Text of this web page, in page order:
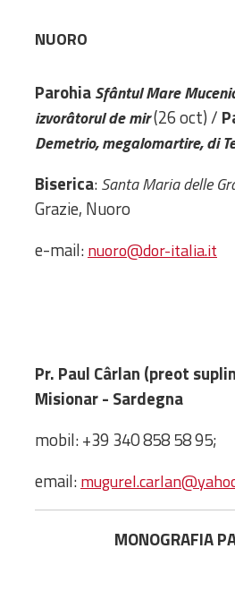
Gli Statuti
Lettere
Risorse
Dalla vita
diocesi
NUORO
ParohiaSfântul Mare
izvorâtorul de mir(26 oct) /
Demetrio, megalomartire, di
Biserica:Santa Maria delle
Grazie, Nuoro
e-mail:nuoro@dor-italia.it
Pr. Paul Cârlan (preot
Misionar - Sardegna
mobil: +39 340 858 58 95;
email:
MONOGRAFIA